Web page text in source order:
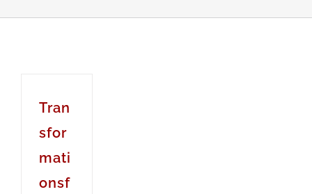
Tran
sfor
mati
onsf